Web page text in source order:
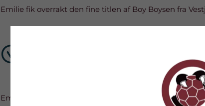
Emilie fik overrakt den fine titlen af Boy Boysen fra
Emilie er personlig sponsoreret af Kobborg Optik